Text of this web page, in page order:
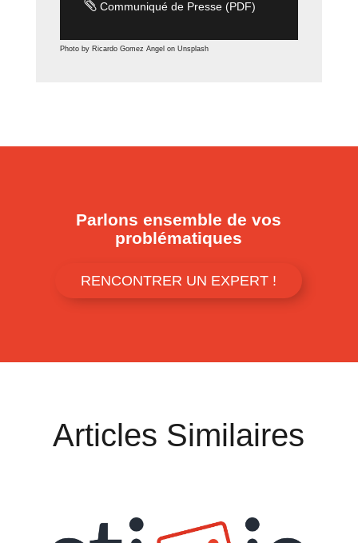
 Communiqué de Presse (PDF)
Photo by Ricardo Gomez Angel on Unsplash
Parlons ensemble de vos
problématiques
RENCONTRER UN EXPERT !
Articles Similaires